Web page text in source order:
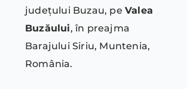
județului Buzau, pe Valea
Buzăului, în preajma
Barajului Siriu, Muntenia,
România.